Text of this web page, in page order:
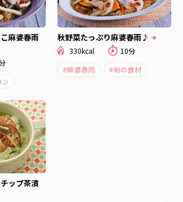
麻婆春雨
秋野菜たっぷり麻婆春雨♪
330kcal
10分
#麻婆春雨
#旬の食材
ップ茶漬